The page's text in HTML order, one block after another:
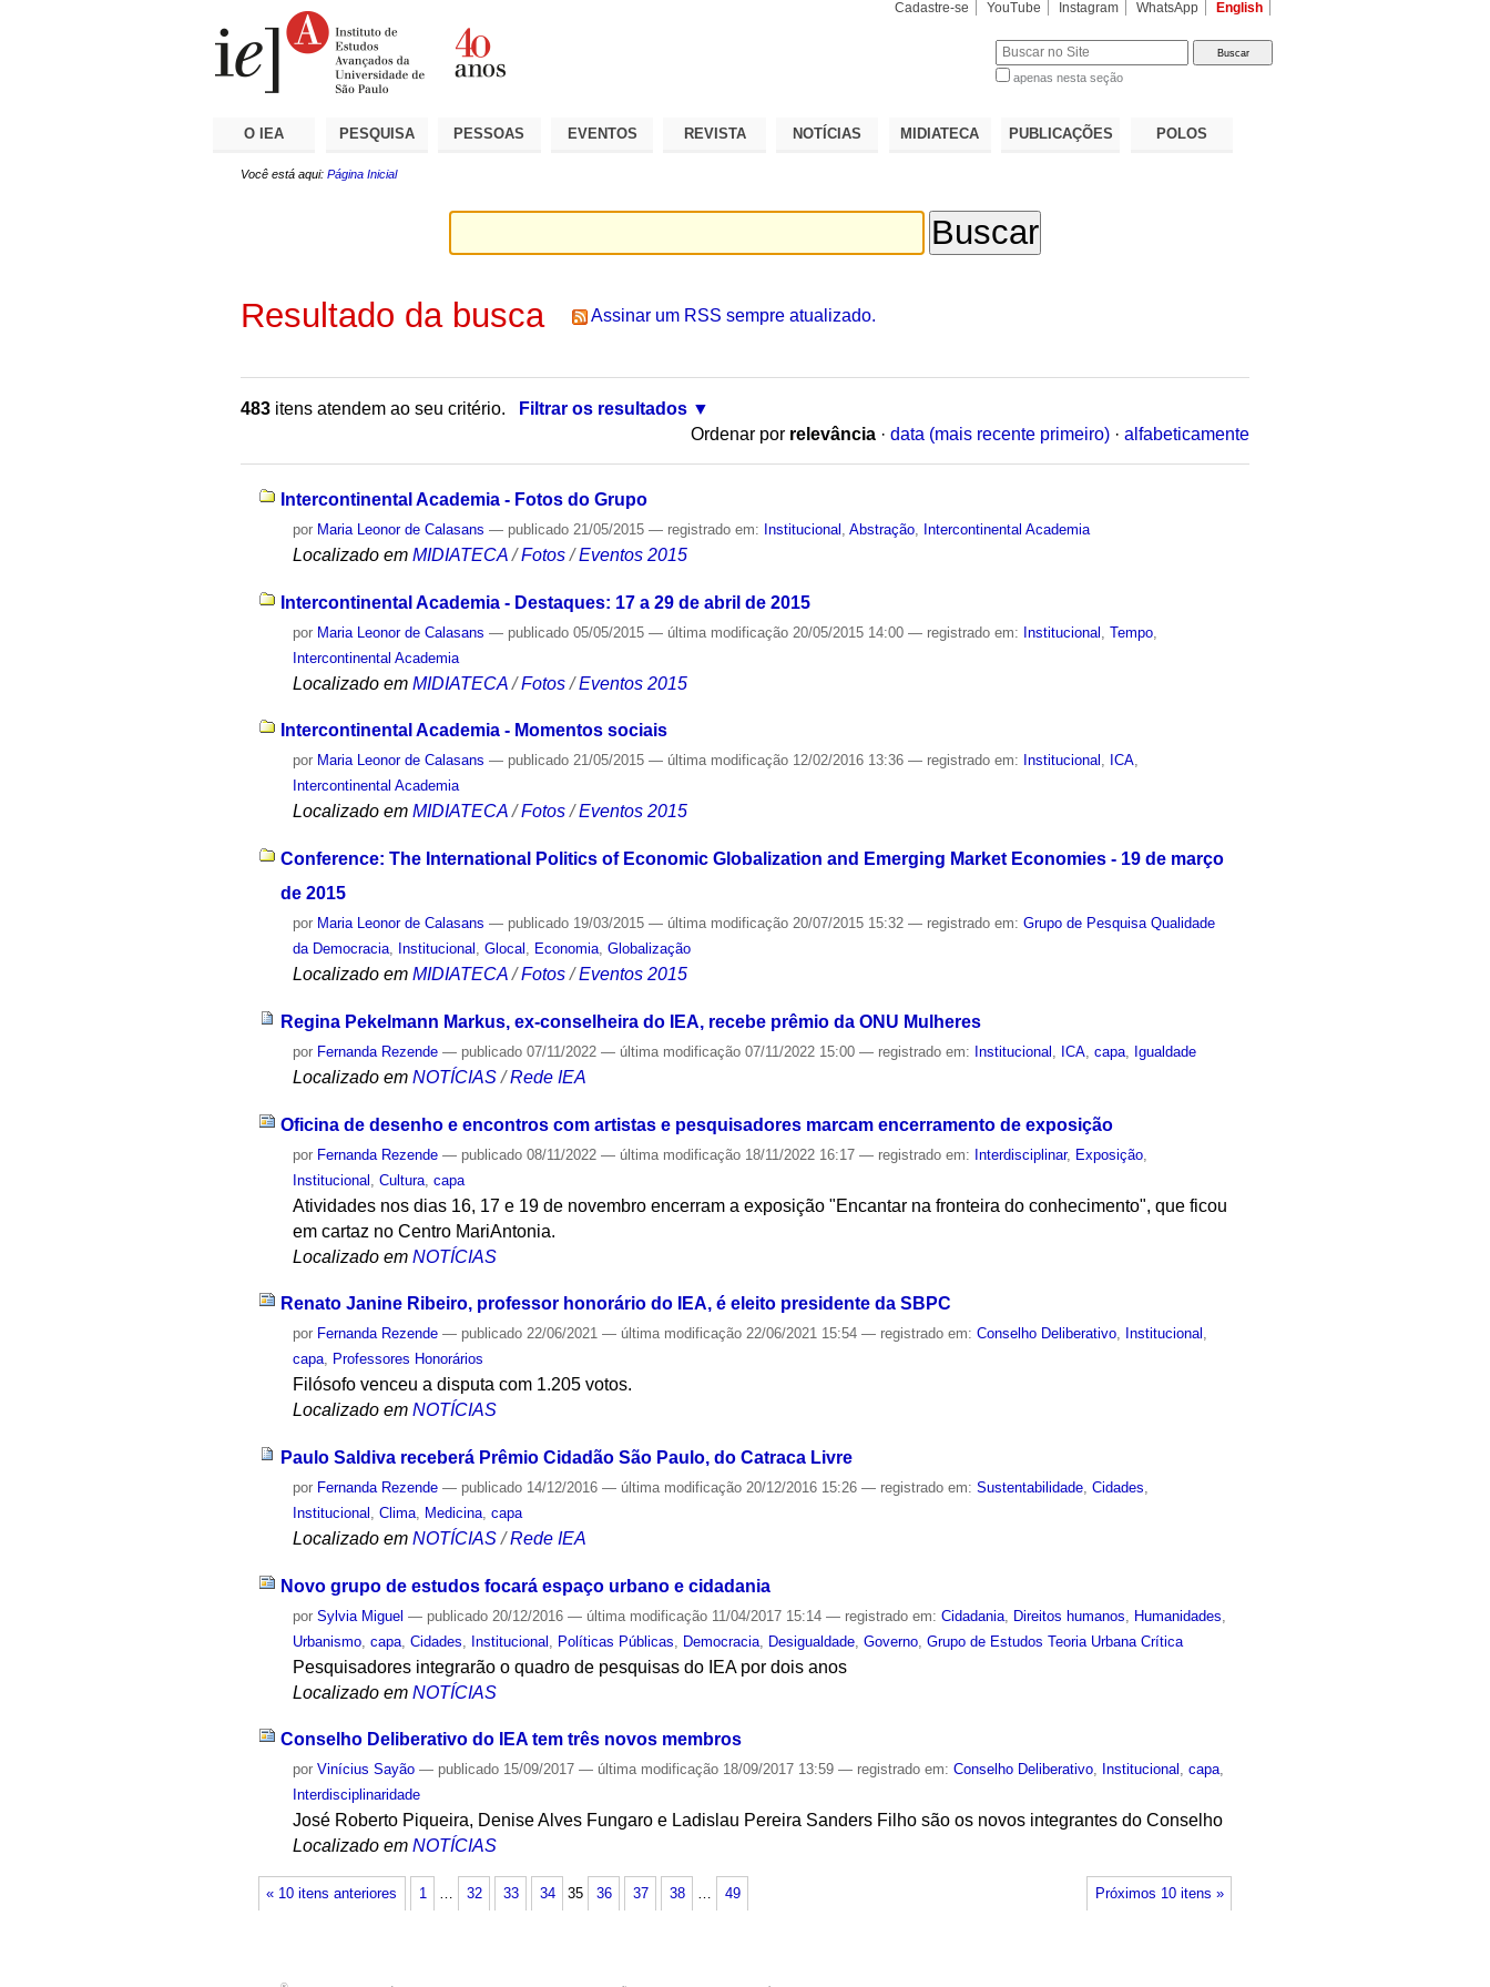
Cadastre-se YouTube Instagram WhatsApp English
apenas nesta seção
O IEA PESQUISA PESSOAS EVENTOS REVISTA NOTÍCIAS MIDIATECA PUBLICAÇÕES POLOS
Você está aqui: Página Inicial
Resultado da busca Assinar um RSS sempre atualizado.
483 itens atendem ao seu critério.
Filtrar os resultados
Ordenar por relevância · data (mais recente primeiro) · alfabeticamente
Intercontinental Academia - Fotos do Grupo
por Maria Leonor de Calasans — publicado 21/05/2015— registrado em: Institucional ,Abstração Intercontinental Academia
Localizado em MIDIATECA /Fotos /Eventos 2015
Intercontinental Academia - Destaques: 17 a 29 de abril de 2015
por Maria Leonor de Calasans — publicado 05/05/2015— última modificação 20/05/2015 14:00— registrado em: Institucional ,Tempo
Intercontinental Academia
Localizado em MIDIATECA /Fotos /Eventos 2015
Intercontinental Academia - Momentos sociais
por Maria Leonor de Calasans — publicado 21/05/2015— última modificação 12/02/2016 13:36— registrado em: Institucional , ICA,
Intercontinental Academia
Localizado em MIDIATECA /Fotos /Eventos 2015
Conference: The International Politics of Economic Globalization and Emerging Market Economies - 19 de março
de 2015
por Maria Leonor de Calasans — publicado 19/03/2015— última modificação 20/07/2015 15:32— registrado em:Grupo de Pesquisa Qualidade
da Democracia, Institucional ,Glocal , Economia,Globalização
Localizado em MIDIATECA /Fotos /Eventos 2015
Regina Pekelmann Markus, ex-conselheira do IEA, recebe prêmio da ONU Mulheres
por Fernanda Rezende — publicado 07/11/2022— última modificação 07/11/2022 15:00— registrado em: Institucional ICA ,capa Igualdade
Localizado em NOTÍCIAS /Rede IEA
Oficina de desenho e encontros com artistas e pesquisadores marcam encerramento de exposição
por Fernanda Rezende — publicado 08/11/2022— última modificação 18/11/2022 16:17— registrado em: Interdisciplinar, Exposição
Institucional ,Cultura ,capa
Atividades nos dias 16, 17 e 19 de novembro encerram a exposição "Encantar na fronteira do conhecimento", que ficou
em cartaz no Centro MariAntonia.
Localizado em NOTÍCIAS
Renato Janine Ribeiro, professor honorário do IEA, é eleito presidente da SBPC
por Fernanda Rezende — publicado 22/06/2021— última modificação 22/06/2021 15:54— registrado em:Conselho Deliberativo, Institucional ,
capa, Professores Honorários
Filósofo venceu a disputa com 1.205 votos.
Localizado em NOTÍCIAS
Paulo Saldiva receberá Prêmio Cidadão São Paulo, do Catraca Livre
por Fernanda Rezende — publicado 14/12/2016— última modificação 20/12/2016 15:26— registrado em:Sustentabilidade ,Cidades
Institucional
,Clima Medicina ,capa
Localizado em NOTÍCIAS /Rede IEA
Novo grupo de estudos focará espaço urbano e cidadania
porSylvia Miguel — publicado 20/12/2016— última modificação 11/04/2017 15:14— registrado em:Cidadania Direitos humanos Humanidades
Urbanismo ,capa ,Cidades Institucional Políticas Públicas Democracia Desigualdade ,Governo ,Grupo de Estudos Teoria Urbana Crítica
Pesquisadores integrarão o quadro de pesquisas do IEA por dois anos
Localizado em NOTÍCIAS
Conselho Deliberativo do IEA tem três novos membros
porVinícius Sayão — publicado 15/09/2017— última modificação 18/09/2017 13:59— registrado em:Conselho Deliberativo, Institucional ,capa,
Interdisciplinaridade
José Roberto Piqueira, Denise Alves Fungaro e Ladislau Pereira Sanders Filho são os novos integrantes do Conselho
Localizado em NOTÍCIAS
« 10 itens anteriores Próximos 10 itens »
1 32 33 34 35 36 37 38 49